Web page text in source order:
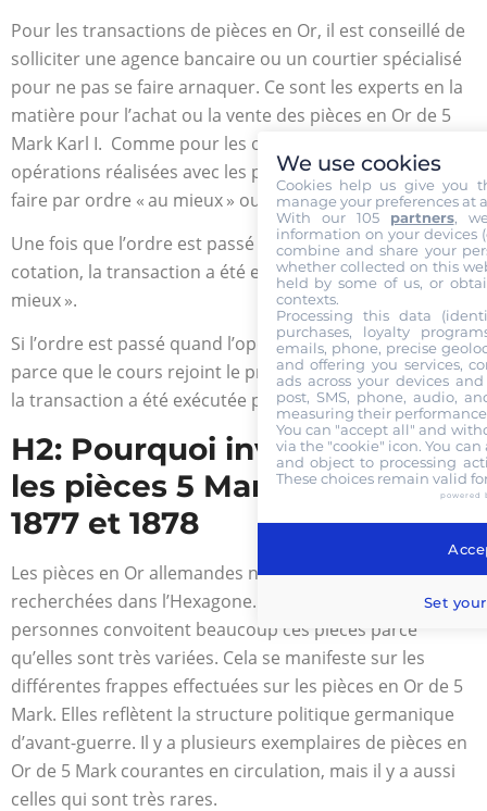
Pour les transactions de pièces en Or, il est conseillé de
solliciter une agence bancaire ou un courtier spécialisé
pour ne pas se faire arnaquer. Ce sont les experts en la
matière pour l’achat ou la vente des pièces en Or de 5
Mark Karl I. Comme pour les opérations en bourse, les
opérations réalisées avec les pièces en Or doivent se
faire par ordre « au mieux » ou « à cours limité ».
Une fois que l’ordre est passé au cours de la prochaine
cotation, la transaction a été exécutée par ordre « au
mieux ».
Si l’ordre est passé quand l’opération a été accomplie
parce que le cours rejoint le prix fixé par l’intéressé alors
la transaction a été exécutée par ordre « à cours limité ».
H2: Pourquoi investir dans
les pièces 5 Mark Or Karl I
1877 et 1878
Les pièces en Or allemandes ne sont pas très
recherchées dans l’Hexagone. Toutefois, certaines
personnes convoitent beaucoup ces pièces parce
qu’elles sont très variées. Cela se manifeste sur les
différentes frappes effectuées sur les pièces en Or de 5
Mark. Elles reflètent la structure politique germanique
d’avant-guerre. Il y a plusieurs exemplaires de pièces en
Or de 5 Mark courantes en circulation, mais il y a aussi
celles qui sont très rares.
We use cookies
Cookies help us give you
manage your preferences at
With our 105 partners,
information on your devices
combine and share your
whether collected on this
held by some of us, or
contexts.
Processing this data
purchases, loyalty
emails, phone, precise
and offering you services,
ads across your devices
post, SMS, phone, audio,
measuring their
You can "accept all" and
via the "cookie" icon. You
and object to processing
These choices remain valid
powered
Set